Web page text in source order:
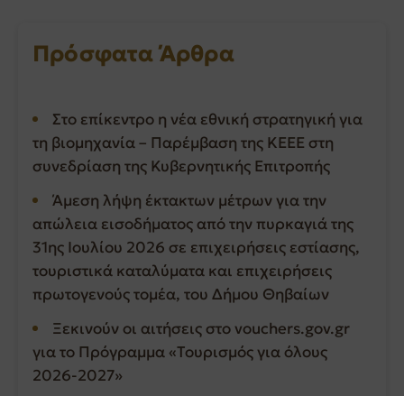
Πρόσφατα Άρθρα
Στο επίκεντρο η νέα εθνική στρατηγική για
τη βιομηχανία – Παρέμβαση της ΚΕΕΕ στη
συνεδρίαση της Κυβερνητικής Επιτροπής
Άμεση λήψη έκτακτων μέτρων για την
απώλεια εισοδήματος από την πυρκαγιά της
31ης Ιουλίου 2026 σε επιχειρήσεις εστίασης,
τουριστικά καταλύματα και επιχειρήσεις
πρωτογενούς τομέα, του Δήμου Θηβαίων
Ξεκινούν οι αιτήσεις στο vouchers.gov.gr
για το Πρόγραμμα «Τουρισμός για όλους
2026-2027»